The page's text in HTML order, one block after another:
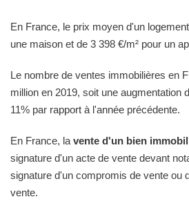
En France, le prix moyen d'un
une maison et de 3 398 €/m² pour un
Le nombre de ventes immobilières en
million en 2019, soit une augmentation
11% par rapport à l'année précédente.
En France, la vente d'un bien
signature d'un acte de vente devant
signature d'un compromis de vente ou
vente.